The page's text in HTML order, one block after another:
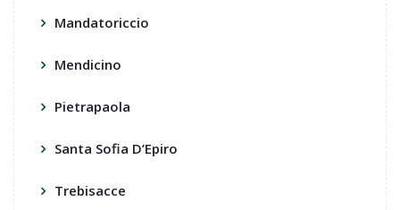
Mandatoriccio
Mendicino
Pietrapaola
Santa Sofia D’Epiro
Trebisacce